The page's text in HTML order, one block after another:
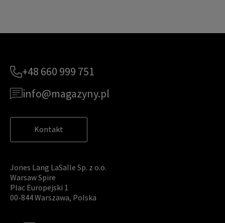
+48 660 999 751
info@magazyny.pl
Kontakt
Jones Lang LaSalle Sp. z o.o.
Warsaw Spire
Plac Europejski 1
00-844 Warszawa, Polska